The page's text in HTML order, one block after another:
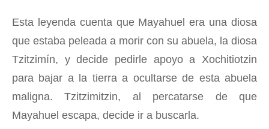
Esta leyenda cuenta que Mayahuel era una diosa
que estaba peleada a morir con su abuela, la diosa
Tzitzimín, y decide pedirle apoyo a Xochitiotzin
para bajar a la tierra a ocultarse de esta abuela
maligna. Tzitzimitzin, al percatarse de que
Mayahuel escapa, decide ir a buscarla.